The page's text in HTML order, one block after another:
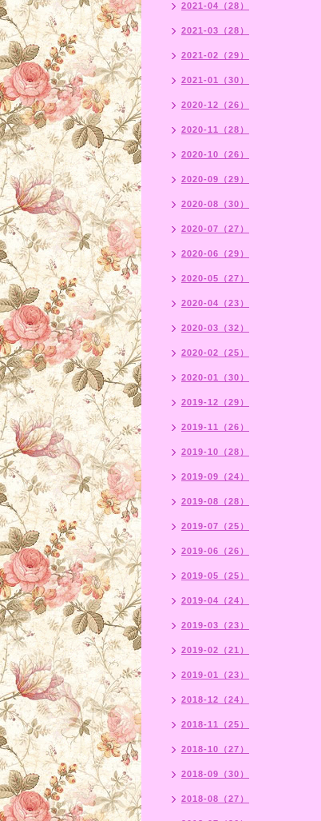
2021-04（28）
2021-03（28）
2021-02（29）
2021-01（30）
2020-12（26）
2020-11（28）
2020-10（26）
2020-09（29）
2020-08（30）
2020-07（27）
2020-06（29）
2020-05（27）
2020-04（23）
2020-03（32）
2020-02（25）
2020-01（30）
2019-12（29）
2019-11（26）
2019-10（28）
2019-09（24）
2019-08（28）
2019-07（25）
2019-06（26）
2019-05（25）
2019-04（24）
2019-03（23）
2019-02（21）
2019-01（23）
2018-12（24）
2018-11（25）
2018-10（27）
2018-09（30）
2018-08（27）